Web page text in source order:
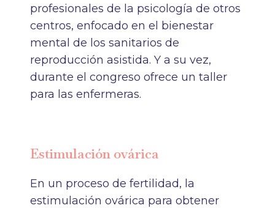
profesionales de la psicología de otros
centros, enfocado en el bienestar
mental de los sanitarios de
reproducción asistida. Y a su vez,
durante el congreso ofrece un taller
para las enfermeras.
Estimulación ovárica
En un proceso de fertilidad, la
estimulación ovárica para obtener